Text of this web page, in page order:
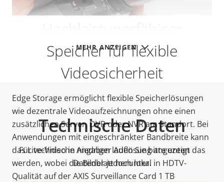
MEHR ANZEIGEN
Hochleistungsfähiger
Speicher für flexible
Videosicherheit
Edge Storage ermöglicht flexible Speicherlösungen
wie dezentrale Videoaufzeichnungen ohne einen
zusätzlichen Server, DVR oder NVR am Standort. Bei
Anwendungen mit eingeschränkter Bandbreite kann
das Live-Video in niedriger Auflösung angezeigt
werden, wobei die Bilder jedoch lokal in HDTV-
Qualität auf der AXIS Surveillance Card 1 TB
Technische Daten
Für technische Angaben laden Sie bitte unten das
Datenblatt herunter.